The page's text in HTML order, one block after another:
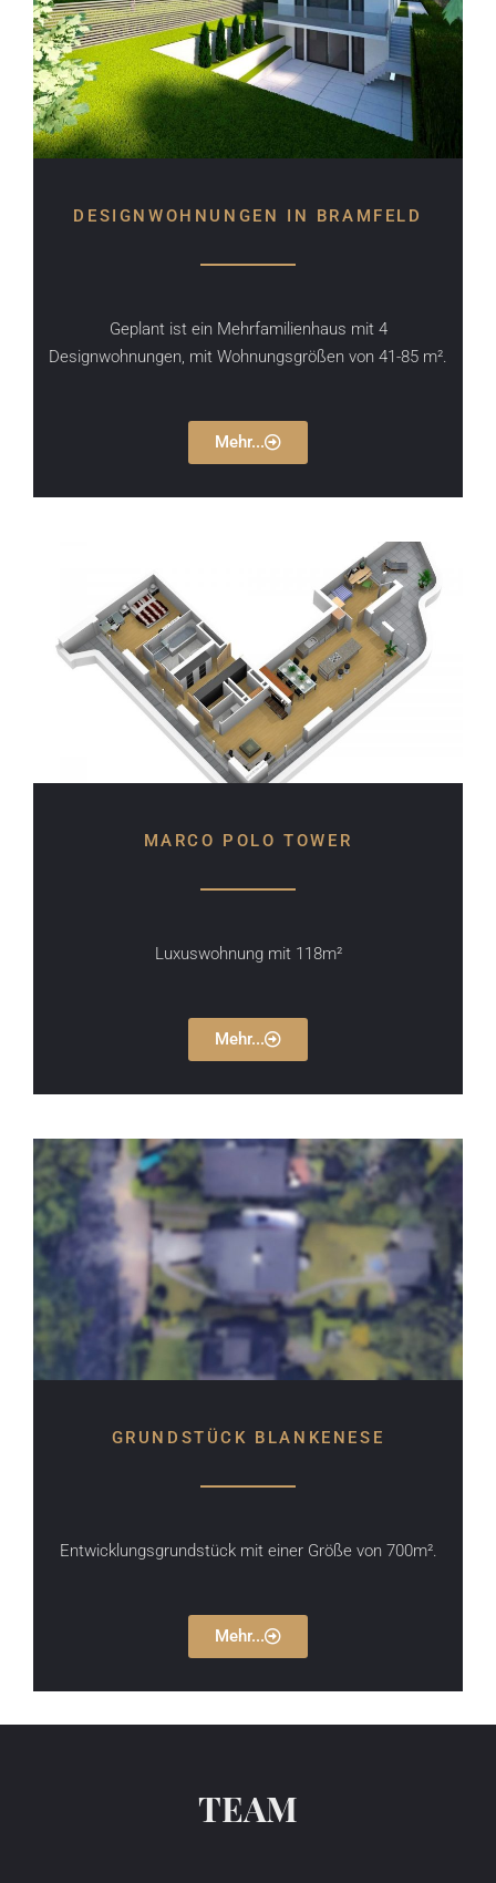
DESIGNWOHNUNGEN IN BRAMFELD
Geplant ist ein Mehrfamilienhaus mit 4
Designwohnungen, mit Wohnungsgrößen von 41-85 m².
Mehr...
MARCO POLO TOWER
Luxuswohnung mit 118m²
Mehr...
GRUNDSTÜCK BLANKENESE
Entwicklungsgrundstück mit einer Größe von 700m².
Mehr...
TEAM